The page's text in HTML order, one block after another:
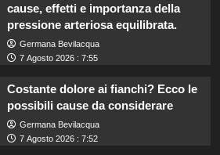
cause, effetti e importanza della
pressione arteriosa equilibrata.
Germana Bevilacqua
7 Agosto 2026 : 7:55
Costante dolore ai fianchi? Ecco le
possibili cause da considerare
Germana Bevilacqua
7 Agosto 2026 : 7:52